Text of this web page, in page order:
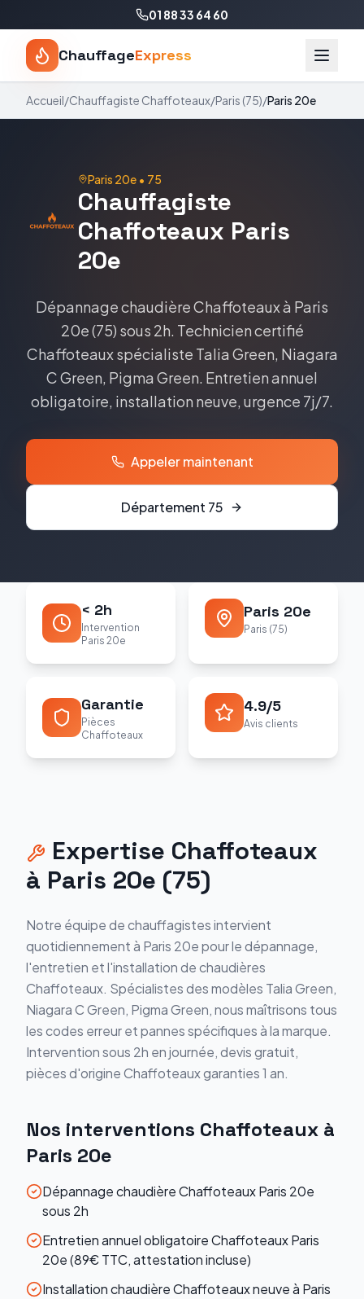
01 88 33 64 60
ChauffageExpress
Accueil/Chauffagiste Chaffoteaux/Paris (75)/Paris 20e
Paris 20e • 75
Chauffagiste
Chaffoteaux Paris
20e
Dépannage chaudièreChaffoteauxà Paris
20e(75) sous 2h. Technicien certifié
Chaffoteauxspécialiste Talia Green, Niagara
C Green, Pigma Green. Entretien annuel
obligatoire, installation neuve, urgence 7j/7.
Appeler maintenant
Département 75
< 2h
Intervention
Paris 20e
Paris 20e
Paris (75)
Garantie
Pièces
Chaffoteaux
4.9/5
Avis clients
Expertise Chaffoteaux
à Paris 20e (75)
Notre équipe de chauffagistes intervient
quotidiennement à Paris 20epour le dépannage,
l'entretien et l'installation de chaudières
Chaffoteaux. Spécialistes des modèles Talia Green,
Niagara C Green, Pigma Green, nous maîtrisons tous
les codes erreur et pannes spécifiques à la marque.
Intervention sous 2h en journée, devis gratuit,
pièces d'origineChaffoteauxgaranties 1 an.
Nos interventions Chaffoteaux à
Paris 20e
Dépannage chaudière Chaffoteaux Paris 20e
sous 2h
Entretien annuel obligatoire Chaffoteaux Paris
20e (89€ TTC, attestation incluse)
Installation chaudière Chaffoteaux neuve à Paris